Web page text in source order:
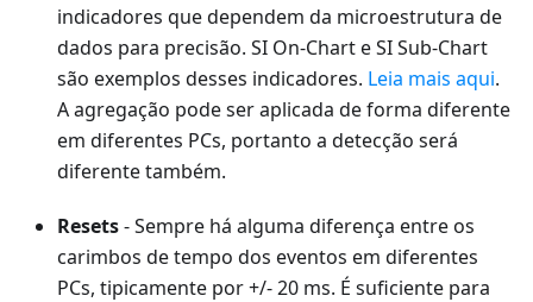
indicadores que dependem da microestrutura de
dados para precisão. SI On-Chart e SI Sub-Chart
são exemplos desses indicadores. Leia mais aqui.
A agregação pode ser aplicada de forma diferente
em diferentes PCs, portanto a detecção será
diferente também.
Resets- Sempre há alguma diferença entre os
carimbos de tempo dos eventos em diferentes
PCs, tipicamente por +/- 20 ms. É suficiente para